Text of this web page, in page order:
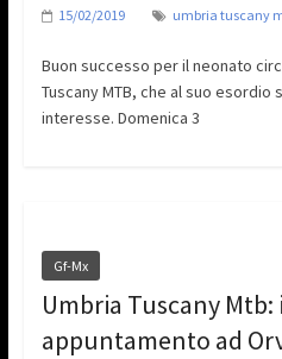
15/02/2019 umbria tuscany
Buon successo per il neonato
Tuscany MTB, che al suo
interesse. Domenica 3
Gf-Mx
Umbria Tuscany Mtb:
appuntamento ad